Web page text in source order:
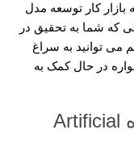
کار توسعه مدل
که شما به تحقیق در
توانید به سراغ
در حال کمک به
خودآموزی و فعالیت در حوزه Artificial